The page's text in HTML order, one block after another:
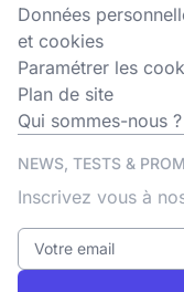
Données
et cookies
Paramétrer les
Plan de site
Qui sommes-nous ?
NEWS, TESTS &
Inscrivez vous à